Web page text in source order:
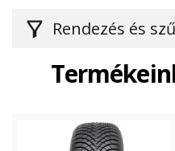
Rendezés és